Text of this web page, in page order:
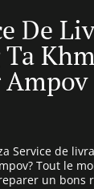
De
Ampov
Service de
Tout le
un bons